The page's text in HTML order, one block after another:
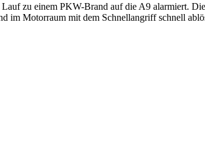
zu einem PKW-Brand auf die A9 alarmiert.
im Motorraum mit dem Schnellangriff schnell